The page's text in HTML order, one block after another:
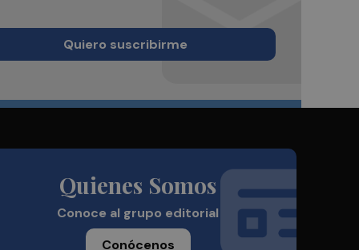
Quiero suscribirme
Quienes Somos
Conoce al grupo editorial
Conócenos